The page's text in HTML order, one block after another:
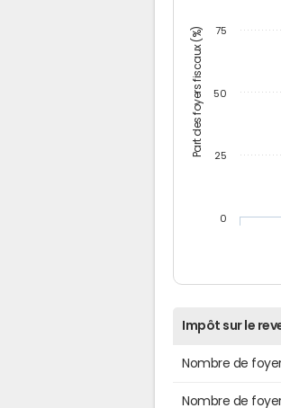
Part des foyers fiscaux (%)
0
25
50
75
Impôt sur le
Nombre de
Nombre de